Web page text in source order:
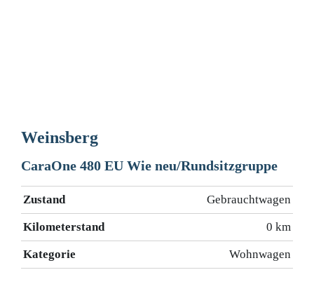
Weinsberg
CaraOne 480 EU Wie neu/Rundsitzgruppe
Zustand Gebrauchtwagen
Kilometerstand 0 km
Kategorie Wohnwagen